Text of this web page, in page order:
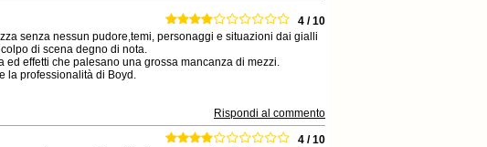
4 / 10
senza nessun pudore,temi, personaggi e situazioni dai gialli
di scena degno di nota.
ed effetti che palesano una grossa mancanza di mezzi.
la professionalità di Boyd.
Rispondi al commento
4 / 10